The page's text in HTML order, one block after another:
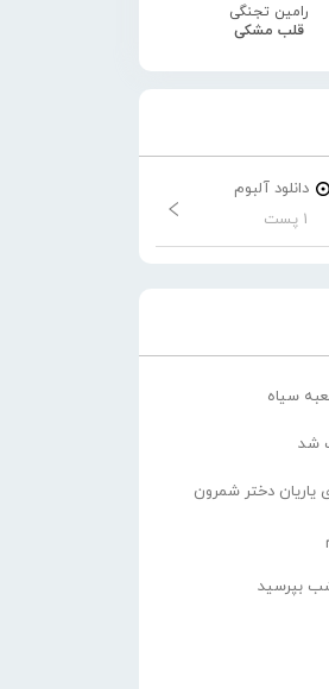
رامین تجنگی
قلب مشکی
دانلود آلبوم
1 پست
سیاه
شد
یاریان دختر شمرون
بپرسید